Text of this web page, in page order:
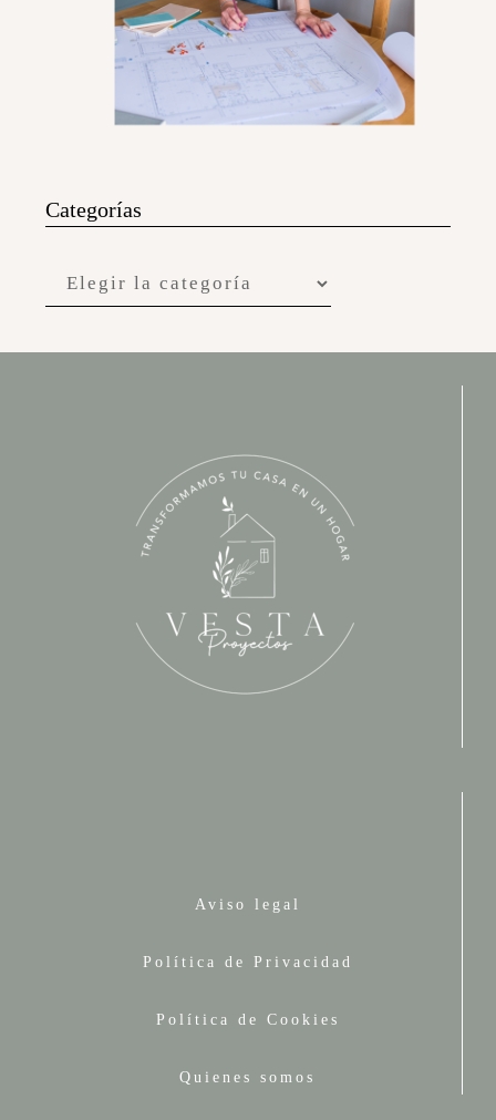
Categorías
Aviso legal
Política de Privacidad
Política de Cookies
Quienes somos